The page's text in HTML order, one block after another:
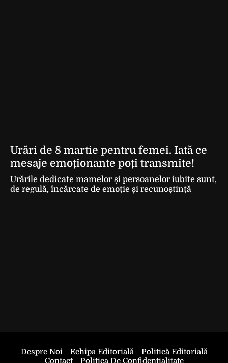
Urări de 8 martie pentru femei. Iată ce
mesaje emoționante poți transmite!
Urările dedicate mamelor și persoanelor iubite sunt,
de regulă, încărcate de emoție și recunoștință
Despre Noi Echipa Editorială
Politică Editorială
Contact
Politica De Confidentialitate